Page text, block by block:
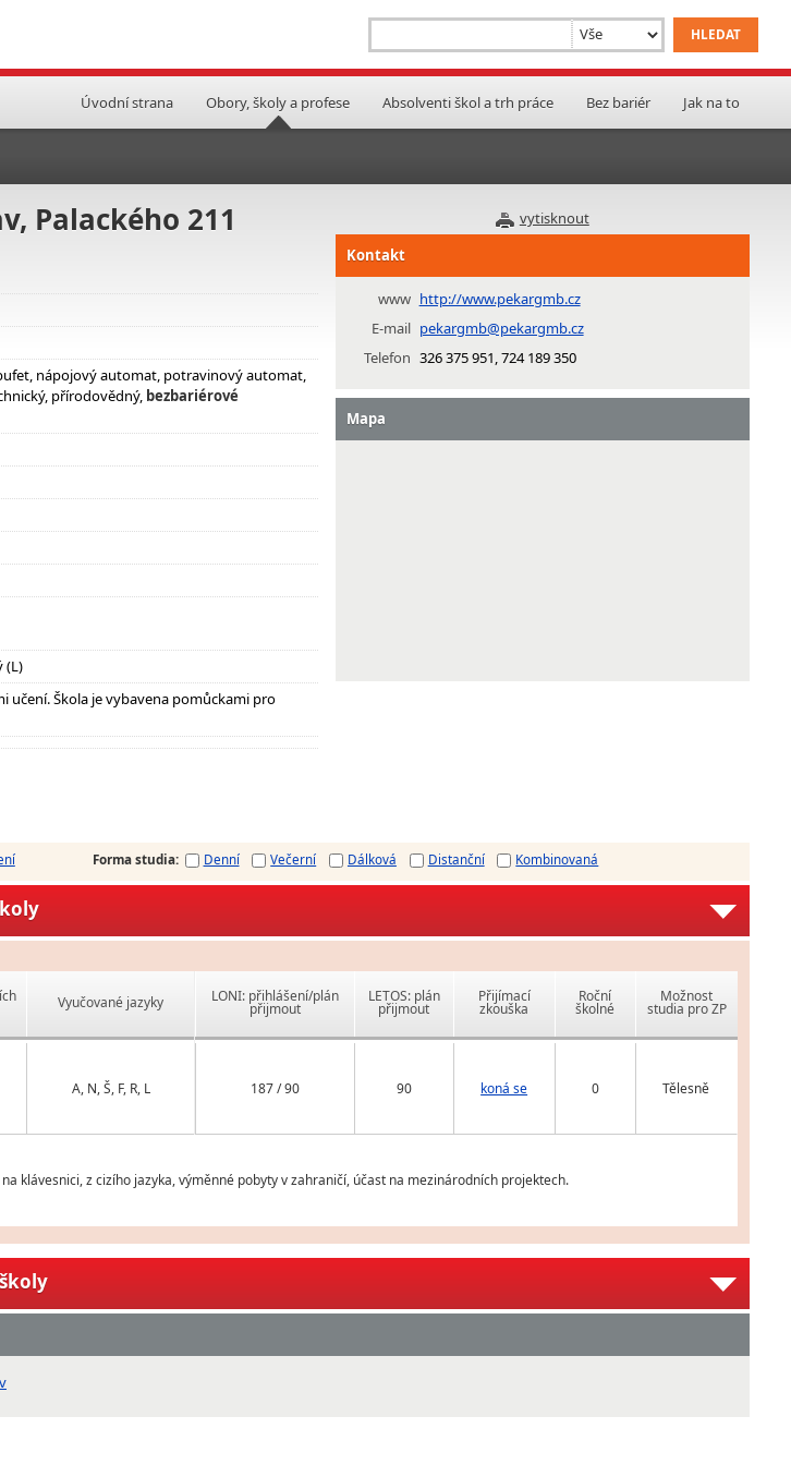
Úvodní strana Obory, školy a profese Absolventi škol a trh práce Bez bariér Jak na to
vytisknout
Palackého 211
nápojový automat, potravinový automat,
přírodovědný, bezbariérové
(L)
učení. Škola je vybavena pomůckami pro
Kontakt
www http://www.pekargmb.cz
E-mail pekargmb@pekargmb.cz
Telefon 326 375 951, 724 189 350
Mapa
Forma studia: Denní Večerní Dálková Distanční Kombinovaná
Vyučované jazyky
A, N, Š, F, R, L
LONI: přihlášení/plán
přijmout
LETOS: plán
přijmout
Přijímací
zkouška
Roční
školné
Možnost
studia pro ZP
187 / 90 90 koná se 0 Tělesně
klávesnici, z cizího jazyka, výměnné pobyty v zahraničí, účast na mezinárodních projektech.